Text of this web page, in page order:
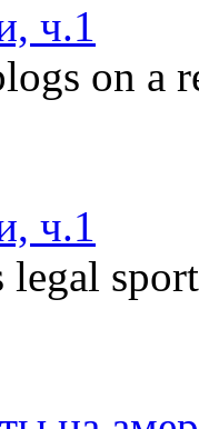
ч.1
on a
ч.1